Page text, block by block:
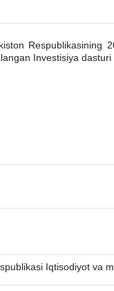
Investisiya dasturi
Iqtisodiyot va